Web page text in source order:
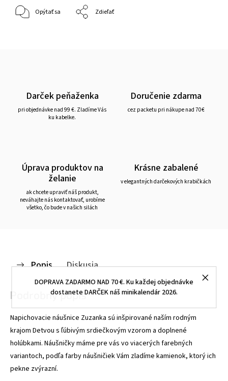
DOPRAVA ZADARMO NAD 70 €. Ku každej objednávke
dostanete DARČEK náš minikalendár 2026.
Opýtať sa Zdieľať
Darček peňaženka
pri objednávke nad 99 €. Zladíme Vás
ku kabelke.
Doručenie zdarma
cez packetu pri nákupe nad 70€
Úprava produktov na
želanie
ak chcete upraviť náš produkt,
neváhajte nás kontaktovať, urobíme
všetko, čo bude v našich silách
Krásne zabalené
v elegantných darčekových krabičkách
Popis Diskusia
Podrobný popis
Napichovacie náušnice Zuzanka sú inšpirované naším rodným
krajom Detvou s ľúbivým srdiečkovým vzorom a doplnené
holúbkami. Náušničky máme pre vás vo viacerých farebných
variantoch, podľa farby náušničiek Vám zladíme kamienok, ktorý ich
pekne zvýrazní.